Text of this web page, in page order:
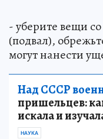
- уберите вещи
(подвал),
могут нанести
Над СССР
пришельцев:
искала и
НАУКА